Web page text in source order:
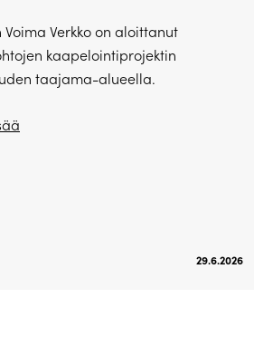
Voima Verkko on aloittanut
kaapelointiprojektin
taajama-alueella.
29.6.2026